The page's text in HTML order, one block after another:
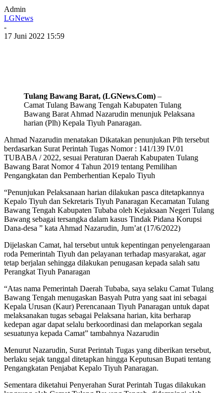
Admin
LGNews
-
17 Juni 2022 15:59
Tulang Bawang Barat, (LGNews.Com) –
Camat Tulang Bawang Tengah Kabupaten Tulang
Bawang Barat Ahmad Nazarudin menunjuk Pelaksana
harian (Plh) Kepala Tiyuh Panaragan.
Ahmad Nazarudin menatakan Dikatakan penunjukan Plh tersebut
berdasarkan Surat Perintah Tugas Nomor : 141/139 IV.01
TUBABA / 2022, sesuai Peraturan Daerah Kabupaten Tulang
Bawang Barat Nomor 4 Tahun 2019 tentang Pemilihan
Pengangkatan dan Pemberhentian Kepalo Tiyuh
“Penunjukan Pelaksanaan harian dilakukan pasca ditetapkannya
Kepalo Tiyuh dan Sekretaris Tiyuh Panaragan Kecamatan Tulang
Bawang Tengah Kabupaten Tubaba oleh Kejaksaan Negeri Tulang
Bawang sebagai tersangka dalam kasus Tindak Pidana Korupsi
Dana-desa ” kata Ahmad Nazarudin, Jum’at (17/6/2022)
Dijelaskan Camat, hal tersebut untuk kepentingan penyelengaraan
roda Pemerintah Tiyuh dan pelayanan terhadap masyarakat, agar
tetap berjalan sehingga dilakukan penugasan kepada salah satu
Perangkat Tiyuh Panaragan
“Atas nama Pemerintah Daerah Tubaba, saya selaku Camat Tulang
Bawang Tengah menugaskan Basyah Putra yang saat ini sebagai
Kepala Urusan (Kaur) Perencanaan Tiyuh Panaragan untuk dapat
melaksanakan tugas sebagai Pelaksana harian, kita berharap
kedepan agar dapat selalu berkoordinasi dan melaporkan segala
sesuatunya kepada Camat” tambahnya Nazarudin
Menurut Nazarudin, Surat Perintah Tugas yang diberikan tersebut,
berlaku sejak tanggal ditetapkan hingga Keputusan Bupati tentang
Pengangkatan Penjabat Kepalo Tiyuh Panaragan.
Sementara diketahui Penyerahan Surat Perintah Tugas dilakukan